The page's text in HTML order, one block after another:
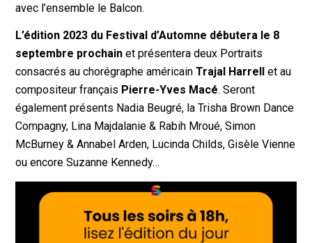
avec l’ensemble le Balcon.
L’édition 2023 du Festival d’Automne débutera le 8
septembre prochain et présentera deux Portraits
consacrés au chorégraphe américainTrajal Harrell
et au
compositeur français Pierre-Yves Macé. Seront
également présents Nadia Beugré, la Trisha Brown Dance
Compagny, Lina Majdalanie & Rabih Mroué, Simon
McBurney & Annabel Arden, Lucinda Childs, Gisèle Vienne
ou encore Suzanne Kennedy…